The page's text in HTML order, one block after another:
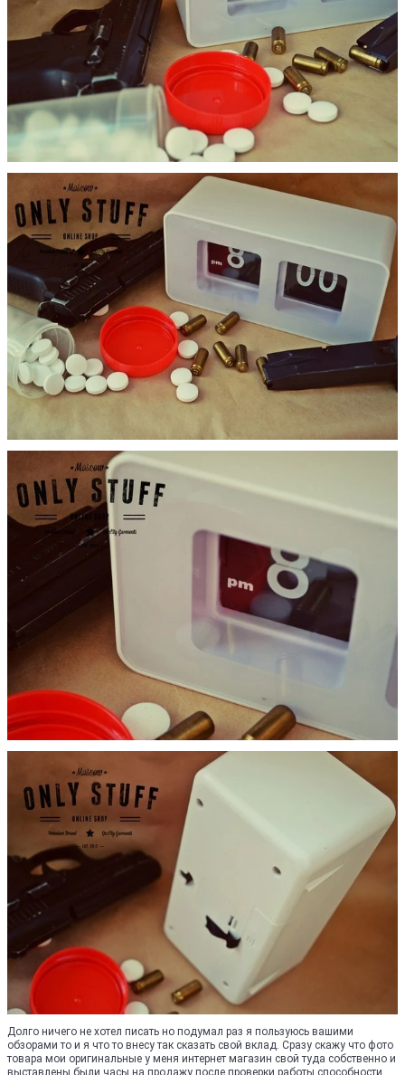
Долго ничего не хотел писать но подумал раз я пользуюсь вашими
обзорами то и я что то внесу так сказать свой вклад. Сразу скажу что фото
товара мои оригинальные у меня интернет магазин свой туда собственно и
выставлены были часы на продажу после проверки работы способности